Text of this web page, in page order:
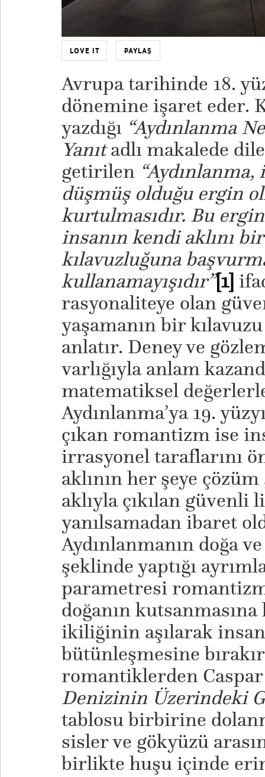
LOVE IT PAYLAŞ
Avrupa tarihinde 18.
dönemine işaret eder.
yazdığı “Aydınlanma
Yanıtadlı makalede dile
getirilen
düşmüş olduğu ergin
kurtulmasıdır. Bu
insanın kendi aklını bir
kılavuzluğuna
kullanamayışıdır”[1]
rasyonaliteye olan
yaşamanın bir
anlatır. Deney ve
varlığıyla anlam
matematiksel
Aydınlanma’ya 19.
çıkan romantizm ise
irrasyonel taraflarını
aklının her şeye
aklıyla çıkılan güvenli
yanılsamadan ibaret
Aydınlanmanın doğa
şeklinde yaptığı
parametresi
doğanın
ikiliğinin aşılarak
bütünleşmesine
romantiklerden
Denizinin Üzerindeki
tablosu birbirine
sisler ve gökyüzü
birlikte huşu içinde